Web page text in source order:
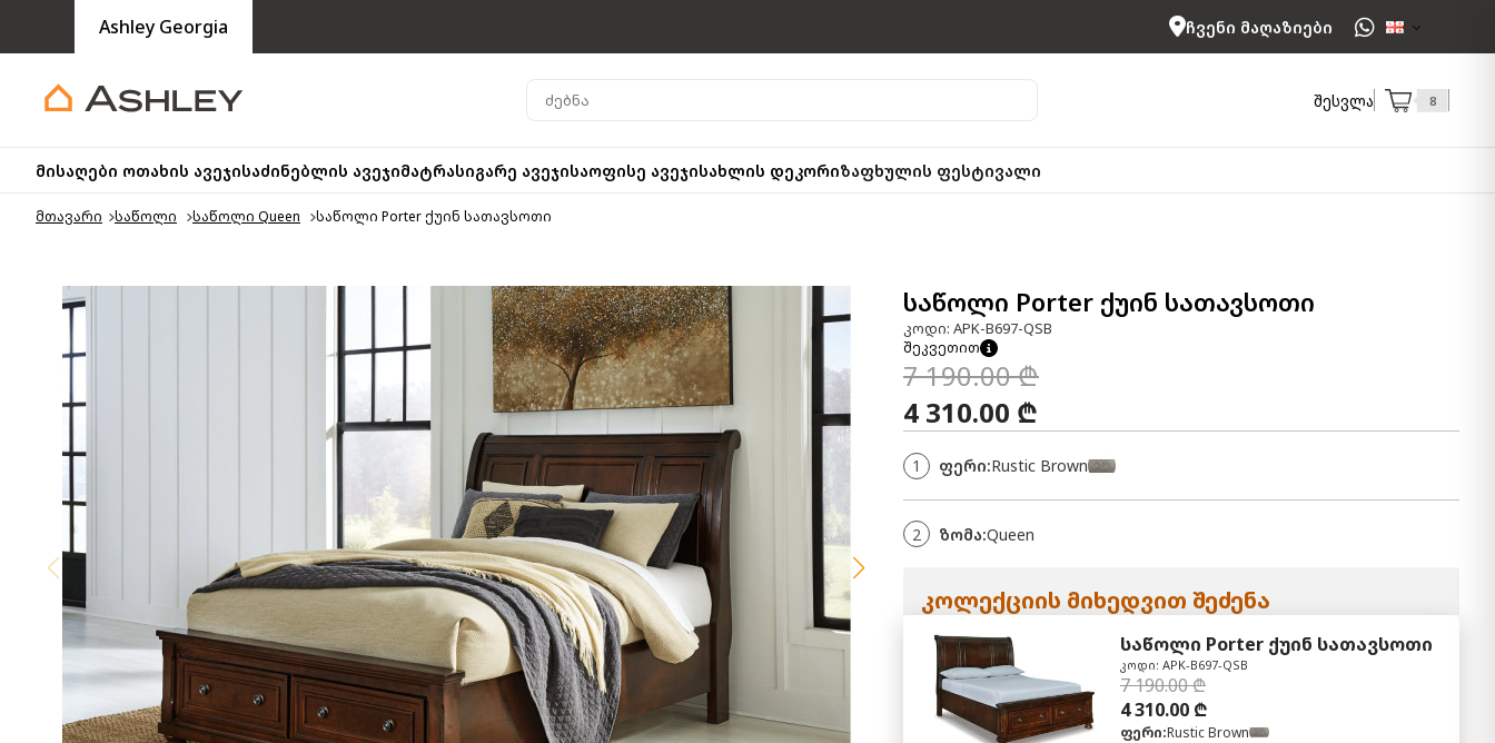
Ashley Georgia ჩვენი მაღაზიები
შესვლა 8
მისაღები ოთახის ავეჯისაძინებლის ავეჯიმატრასიგარე ავეჯისაოფისე ავეჯისახლის დეკორიზაფხულის ფესტივალი
მთავარი საწოლი საწოლი Queen საწოლი Porter ქუინ სათავსოთი
საწოლი Porter ქუინ სათავსოთი
კოდი: APK-B697-QSB
შეკვეთით
7 190.00 ₾
4 310.00 ₾
1 ფერი:Rustic Brown
2 ზომა:Queen
კოლექციის მიხედვით შეძენა
საწოლი Porter ქუინ სათავსოთი
კოდი: APK-B697-QSB
7 190.00 ₾
4 310.00 ₾
ფერი:Rustic Brown